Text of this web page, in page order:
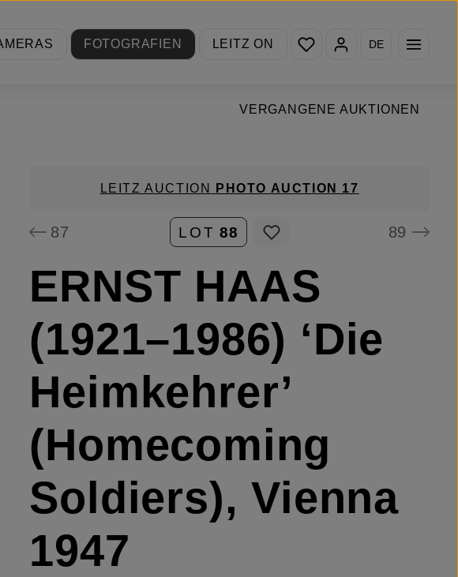
FOTOGRAFIEN LEITZ ON
Du hast 0 Produkte auf
DE
VERGANGENE AUKTIONEN
LEITZ AUCTION
PHOTO AUCTION 17
87 LOT 88 89
ERNST HAAS
(1921–1986) ‘Die
Heimkehrer’
(Homecoming
Soldiers), Vienna
1947